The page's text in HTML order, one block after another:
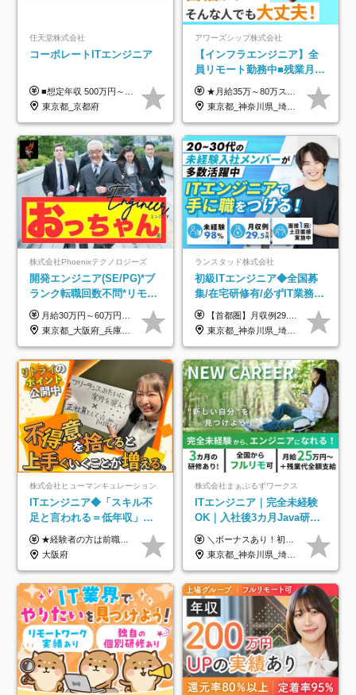
任天堂株式会社
コーポレートITエンジニア
■想定年収 500万円～900万円 月給制 月給278,000円～ ※残業が発生した場合、残業代を別途全額支給します ※試用期間2ヶ月あり(待遇や給与に差異はありません)
東京都_京都府
アワーズシップ株式会社
【インフラエンジニア】全
員リモート勤務中■残業月
3h■最大3ヶ月の連休あり■
年休126日■20～30代活躍
中！
★月給35万～80万スタートも可 【未経験の方】 ■月給26万～80万＋賞与年2回（年2ヶ月分） 【何かしらのインフラエンジニア経験をお持ちの方】 ■月給35万～80万＋賞与年2回（年2ヶ月分） ※スキル・経験などを考慮し決定します ※試用期間6ヶ月あり。期間中は契約社員となります。その他の待遇に差異はありません（試用期間終了後、昇給の可能性あり） ※上記金額には固定残業代（月30時間分／4万9600円～15万2600円）を含みます。超過分は別途支給いたします。 ＼頑張りはインセンティブで還元！／ クライアントに貢献度を評価され、当社のエンジニアが追加で案件に参画することになるなど、会社にとって利益になる行動はしっかり評価します。 会社の成長に貢献できていることを実感でき、「もっと頑張ろう」と思える体制づくりを整えています！
東京都_神奈川県_埼玉県_千葉県_大阪府
株式会社Phoenixテクノロジーズ
開発エンジニア(SE/PG)*ブ
ランク転職回数不問*リモー
ト案件多数*残業ほぼ0*通院
のための半休制度あり
月給30万円～60万円+住宅手当+職能手当+役職手当+決算賞与+報奨金 ※経験・能力を考慮し、優遇します ※給与には20時間分のみなし時間外手当(3万7000円以上)を含みます(超過時間分は別途追加支給) ※試用期間3～6ヵ月あり(その間の給与、待遇に差異なし) ※場合によって契約社員での採用の可能性あり(面接時に応相談)
東京都_大阪府_兵庫県_京都府_福岡県
ランスタッド株式会社
初級ITエンジニア◆全国募
集/在宅研修有/必ずIT業務配
属/月収例29.5万円/Web面接
1回/SE
【首都圏】月収例29.5万円（月給26万円＋諸手当） 【東海・関西】月収例28.5万円（月給25万円＋諸手当） 【九州】月収例26万円（月給23万円＋諸手当） ※経験・スキル・前職給与を踏まえ、総合的に判断して決定します。 例：首都圏 月収例31万円（月給27万円＋諸手当） ◆各種手当 ・通勤手当（上限4万円まで） ・残業代手当（1分単位で全額支給） ※固定残業代制は採用しておりません ・深夜勤務手当 ・資格取得支援（ランクに応じてお祝い金1万円～10万円を支給） ◆昇給：年1回 ◆補足 ・研修中1ヶ月間は、時給1670円となります。 ・試用期間6ヶ月あり。その間の待遇に変更はありません。 ※詳細は面接時にご案内します。
東京都_神奈川県_埼玉県_千葉県_大阪府_愛知県_兵庫県_京都府_福岡県
株式会社ヒューマンキュレーション
ITエンジニア◆「スキル不
足と言われる＝低年収」で
はない！｜ 不安を克服し、
年収アップした社員の実例
★経験者の方は前職の年収以上を保証します ★案件単価を開示した上で80％以上を還元します 月給25万円以上＋賞与年2回 ※経験や能力を考慮の上で優遇します ※試用期間が3ヶ月(その間の給与・待遇・雇用形態に変更はありません) ※月給には月20時間分のみなし残業手当(5万円)を含みます(超過分は別途支給) ★残業平均は月10時間以下ですので、毎月10時間分程度はお得です！
大阪府
株式会社まぁぶるずワークス
ITエンジニア｜完全未経験
OK｜入社後3カ月Java研修
｜リモート率8割以上｜充実
のキャリア支援｜残業月10h
＼ボーナスあり！初年度から年収300万円以上／ ■月給25万円～35万円＋残業代全額支給＋各種手当＋賞与年1回 ◎経験・年齢・スキルなどを考慮し、できるだけ優遇します ◎試用期間中(3カ月)は契約社員で、月給21万円＋諸手当になります。 (試用期間中は残業が発生しません。その他の待遇に変更はありません) ----------------- ＼3つの評価軸！実力次第で早期収入アップ！／ 【1】スキル(IT理解、実装力、設計) 【2】実務力(現場評価、コミュ力、品質) 【3】姿勢(自走力、意欲、責任感) この3つの評価軸で、3カ月ごとに評価。社内グレードにより、給与が決まる明確な仕組みです。何ができれば給与が上がるのか分かりやすく、実力や努力次第で早期に収入を増やせます！ 【固定残業代について】 なし（残業代は、実際の労働時間に応じて別途全額支給）
東京都_神奈川県_埼玉県_千葉県_大阪府_愛知県_北海道_青森県_岩手県_宮城県_秋田県_山形県_福島県_茨城県_栃木県_群馬県_新潟県_山梨県_長野県_富山県_石川県_福井県_静岡県_岐阜県_三重県_兵庫県_京都府_滋賀県_奈良県_和歌山県_広島県_岡山県_鳥取県_島根県_山口県_徳島県_香川県_愛媛県_高知県_福岡県_熊本県_佐賀県_長崎県_大分県_宮崎県_鹿児島県_沖縄県